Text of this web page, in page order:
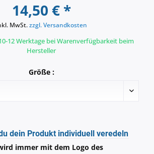
14,50 € *
MwSt.zzgl. Versandkosten
12 Werktage bei Warenverfügbarkeit beim
Hersteller
Größe :
dein Produkt individuell veredeln
immer mit dem Logo des